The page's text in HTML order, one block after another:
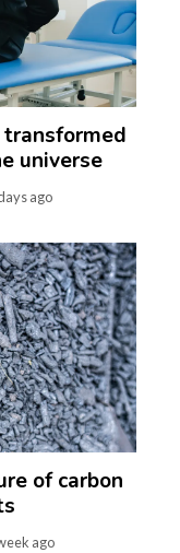
universe
ago
of carbon
ago